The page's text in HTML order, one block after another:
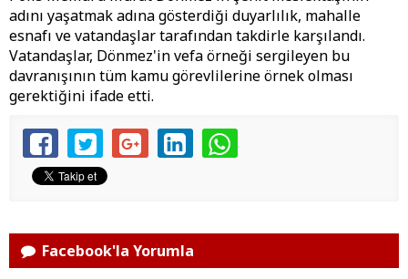
adını yaşatmak adına gösterdiği duyarlılık, mahalle
esnafı ve vatandaşlar tarafından takdirle karşılandı.
Vatandaşlar, Dönmez'in vefa örneği sergileyen bu
davranışının tüm kamu görevlilerine örnek olması
gerektiğini ifade etti.
Facebook'la Yorumla